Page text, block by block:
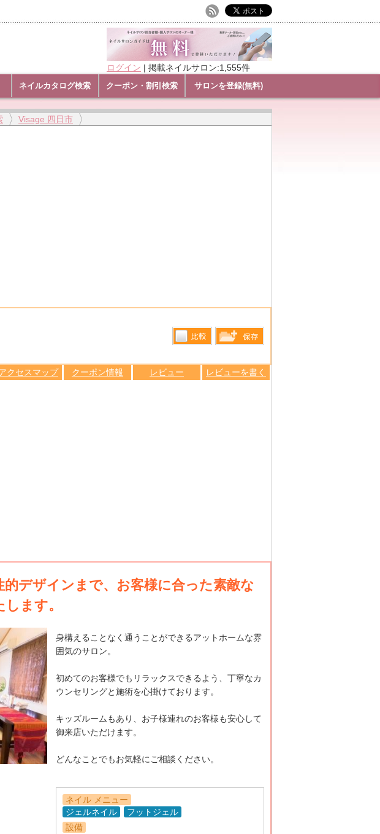
ネイルカタログ検索 クーポン・割引検索 サロンを登録(無料)
ログイン | 掲載ネイルサロン:1,555件
Visage 四日市
る
トへ登録
クセスマップ クーポン情報 レビュー レビューを書く
デザインまで、お客様に合った素敵な
ます。
身構えることなく通うことができるアットホームな雰
囲気のサロン。
初めてのお客様でもリラックスできるよう、丁寧なカ
ウンセリングと施術を心掛けております。
キッズルームもあり、お子様連れのお客様も安心して
御来店いただけます。
どんなことでもお気軽にご相談ください。
ネイル メニュー
ジェルネイル
フットジェル
設備